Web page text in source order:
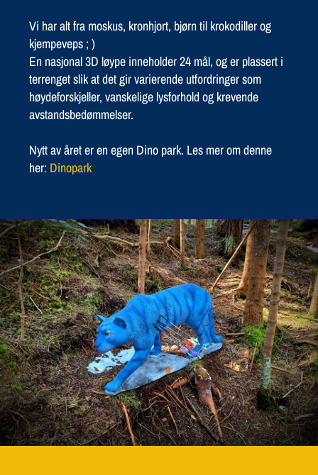
Vi har alt fra moskus, kronhjort, bjørn til krokodiller og
kjempeveps ; )
En nasjonal 3D løype inneholder 24 mål, og er plassert i
terrenget slik at det gir varierende utfordringer som
høydeforskjeller, vanskelige lysforhold og krevende
avstandsbedømmelser.
Nytt av året er en egen Dino park. Les mer om denne
her: Dinopark